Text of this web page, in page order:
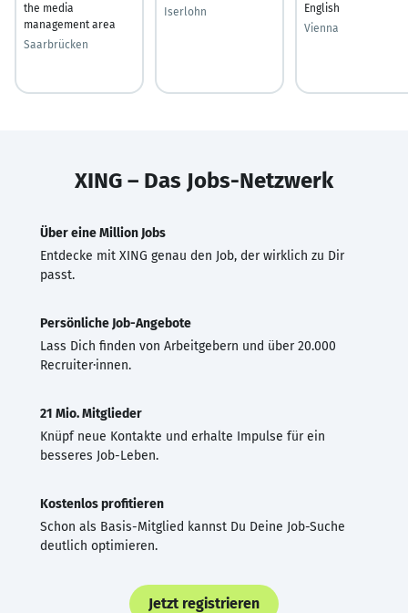
the media
management area
Saarbrücken
Iserlohn
English
Vienna
XING – Das Jobs-Netzwerk
Über eine Million Jobs
Entdecke mit XING genau den Job, der wirklich zu Dir
passt.
Persönliche Job-Angebote
Lass Dich finden von Arbeitgebern und über 20.000
Recruiter·innen.
21 Mio. Mitglieder
Knüpf neue Kontakte und erhalte Impulse für ein
besseres Job-Leben.
Kostenlos profitieren
Schon als Basis-Mitglied kannst Du Deine Job-Suche
deutlich optimieren.
Jetzt registrieren